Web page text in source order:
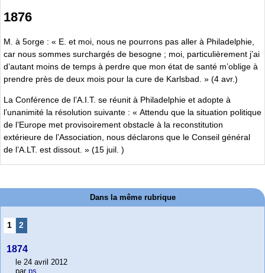
1876
M. à 5orge : « E. et moi, nous ne pourrons pas aller à Philadelphie,
car nous sommes surchargés de besogne ; moi, particulièrement j’ai
d’autant moins de temps à perdre que mon état de santé m’oblige à
prendre près de deux mois pour la cure de Karlsbad. » (4 avr.)
La Conférence de l’A.I.T. se réunit à Philadelphie et adopte à
l’unanimité la résolution suivante : « Attendu que la situation politique
de l’Europe met provisoirement obstacle à la reconstitution
extérieure de l’Association, nous déclarons que le Conseil général
de l’A.LT. est dissout. » (15 juil. )
Dans la même rubrique
1 2
1874
le 24 avril 2012
par ps